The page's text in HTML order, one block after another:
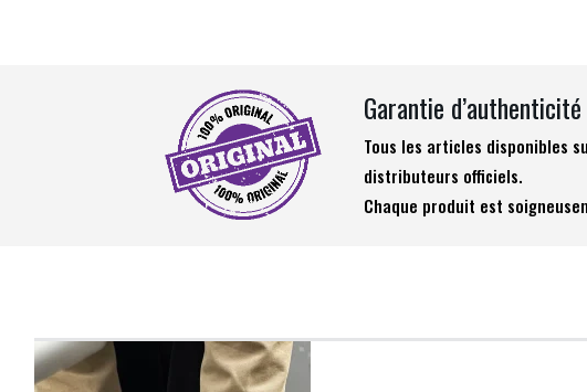
Garantie d’authenticité
Tous les articles disponibles
distributeurs officiels.
Chaque produit est